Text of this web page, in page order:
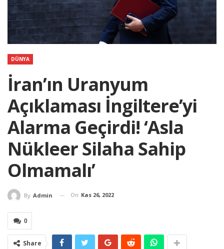
DÜNYA
İran’ın Uranyum
Açıklaması İngiltere’yi
Alarma Geçirdi! ‘Asla
Nükleer Silaha Sahip
Olmamalı’
By Admin On Kas 26, 2022
0
Share